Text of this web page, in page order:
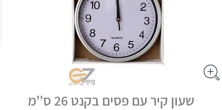
שעון קיר עם פסים בקנט 26 ס''מ